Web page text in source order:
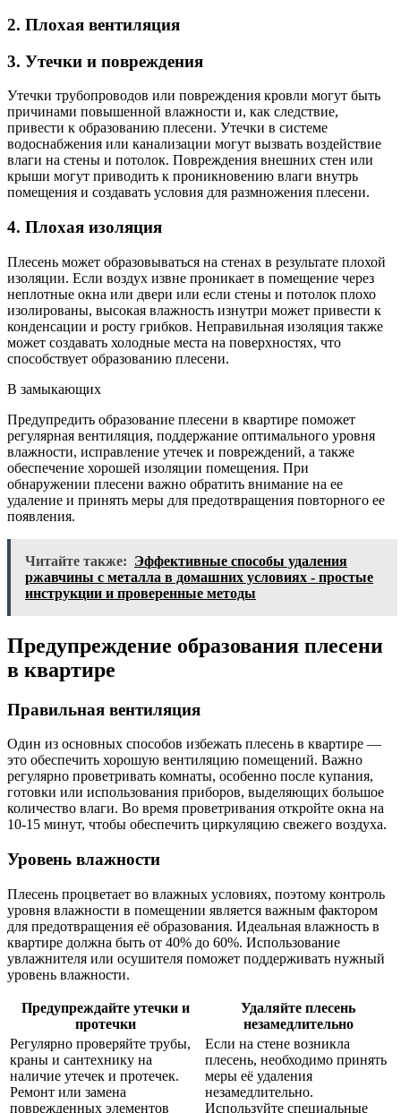
2. Плохая вентиляция
3. Утечки и повреждения
Утечки трубопроводов или повреждения кровли могут быть
причинами повышенной влажности и, как следствие,
привести к образованию плесени. Утечки в системе
водоснабжения или канализации могут вызвать воздействие
влаги на стены и потолок. Повреждения внешних стен или
крыши могут приводить к проникновению влаги внутрь
помещения и создавать условия для размножения плесени.
4. Плохая изоляция
Плесень может образовываться на стенах в результате плохой
изоляции. Если воздух извне проникает в помещение через
неплотные окна или двери или если стены и потолок плохо
изолированы, высокая влажность изнутри может привести к
конденсации и росту грибков. Неправильная изоляция также
может создавать холодные места на поверхностях, что
способствует образованию плесени.
В замыкающих
Предупредить образование плесени в квартире поможет
регулярная вентиляция, поддержание оптимального уровня
влажности, исправление утечек и повреждений, а также
обеспечение хорошей изоляции помещения. При
обнаружении плесени важно обратить внимание на ее
удаление и принять меры для предотвращения повторного ее
появления.
Читайте также: Эффективные способы удаления
ржавчины с металла в домашних условиях - простые
инструкции и проверенные методы
Предупреждение образования плесени
в квартире
Правильная вентиляция
Один из основных способов избежать плесень в квартире —
это обеспечить хорошую вентиляцию помещений. Важно
регулярно проветривать комнаты, особенно после купания,
готовки или использования приборов, выделяющих большое
количество влаги. Во время проветривания откройте окна на
10-15 минут, чтобы обеспечить циркуляцию свежего воздуха.
Уровень влажности
Плесень процветает во влажных условиях, поэтому контроль
уровня влажности в помещении является важным фактором
для предотвращения её образования. Идеальная влажность в
квартире должна быть от 40% до 60%. Использование
увлажнителя или осушителя поможет поддерживать нужный
уровень влажности.
Предупреждайте утечки и
протечки
Удаляйте плесень
незамедлительно
Регулярно проверяйте трубы,
краны и сантехнику на
наличие утечек и протечек.
Ремонт или замена
поврежденных элементов
Если на стене возникла
плесень, необходимо принять
меры её удаления
незамедлительно.
Используйте специальные